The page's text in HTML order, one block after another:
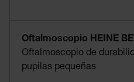
Oftalmoscopio HEINE
Oftalmoscopio de
pupilas pequeñas